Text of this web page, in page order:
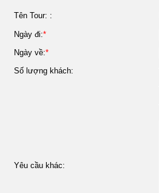
Tên Tour: :
Ngày đi:*
Ngày về:*
Số lượng khách:
Yêu cầu khác: